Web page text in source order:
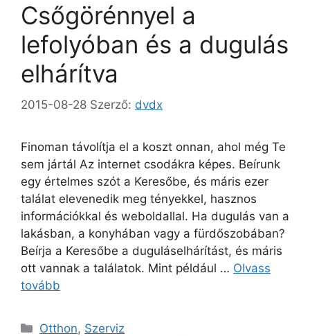
Csőgörénnyel a
lefolyóban és a dugulás
elhárítva
2015-08-28 Szerző: dvdx
Finoman távolítja el a koszt onnan, ahol még Te
sem jártál Az internet csodákra képes. Beírunk
egy értelmes szót a Keresőbe, és máris ezer
találat elevenedik meg tényekkel, hasznos
információkkal és weboldallal. Ha dugulás van a
lakásban, a konyhában vagy a fürdőszobában?
Beírja a Keresőbe a duguláselhárítást, és máris
ott vannak a találatok. Mint például … Olvass
tovább
Kategória
Otthon, Szerviz